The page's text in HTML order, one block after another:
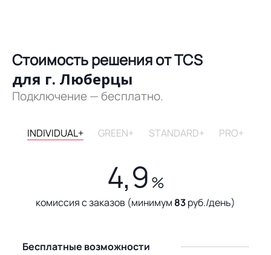
Стоимость решения от TCS
для г. Люберцы
Подключение — бесплатно.
INDIVIDUAL+ GREEN+ STANDARD+ PRO+
4,9 %
комиссия с заказов (минимум 83руб./день)
Бесплатные возможности